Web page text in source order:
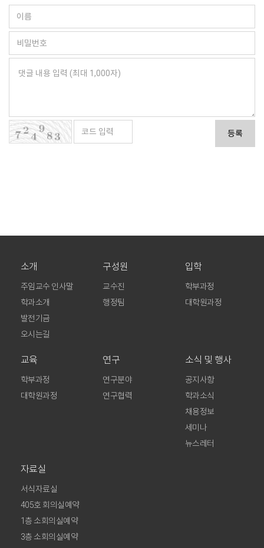
등록
소개
주임교수 인사말
학과소개
발전기금
오시는길
구성원
교수진
행정팀
입학
학부과정
대학원과정
교육
학부과정
대학원과정
연구
연구분야
연구협력
소식 및 행사
공지사항
학과소식
채용정보
세미나
뉴스레터
자료실
서식자료실
405호 회의실예약
1층 소회의실예약
3층 소회의실예약